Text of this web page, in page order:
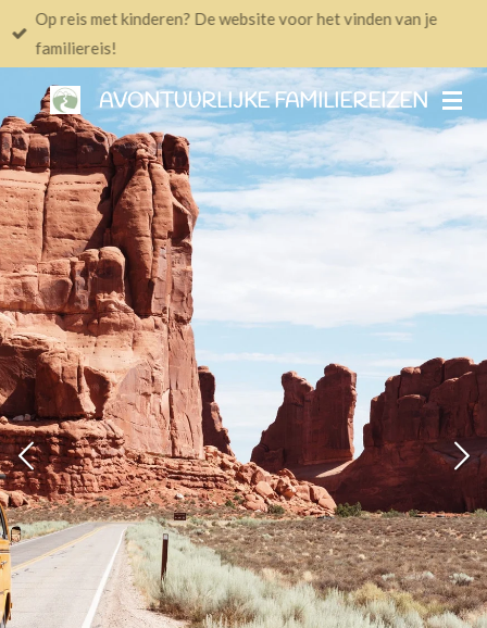
Ga
direct
de
hoofdinhoud
AVONTUURLIJKE FAMILIEREIZEN
Op reis met kinderen? De website voor het vinden van je
familiereis!